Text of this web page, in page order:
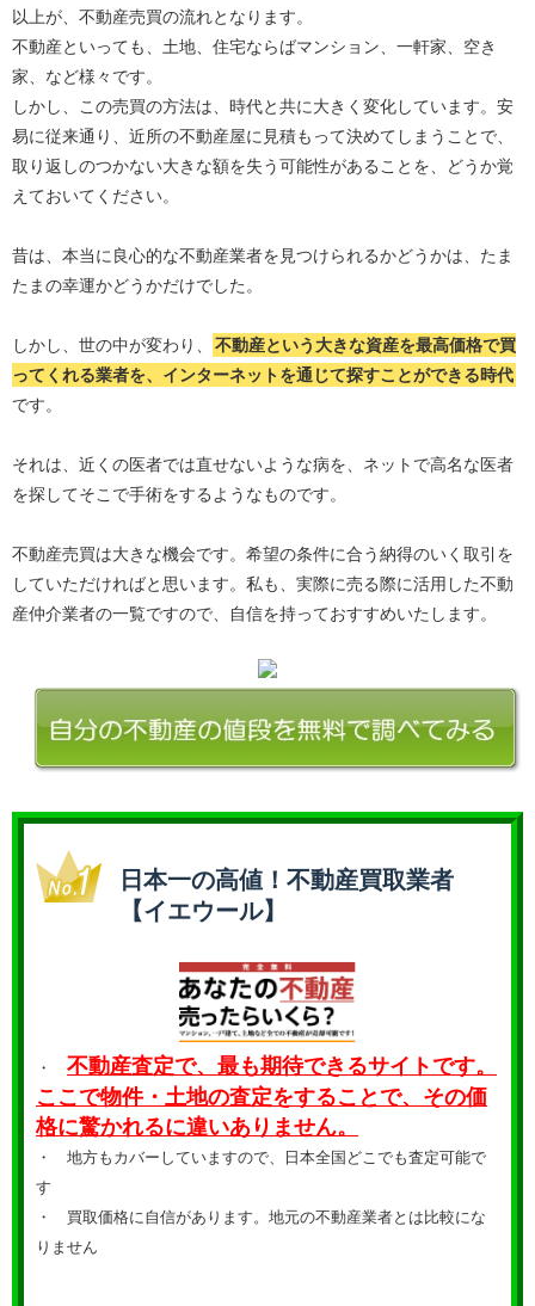
以上が、不動産売買の流れとなります。
不動産といっても、土地、住宅ならばマンション、一軒家、空き
家、など様々です。
しかし、この売買の方法は、時代と共に大きく変化しています。安
易に従来通り、近所の不動産屋に見積もって決めてしまうことで、
取り返しのつかない大きな額を失う可能性があることを、どうか覚
えておいてください。
昔は、本当に良心的な不動産業者を見つけられるかどうかは、たま
たまの幸運かどうかだけでした。
しかし、世の中が変わり、
不動産という大きな資産を最高価格で買
ってくれる業者を、インターネットを通じて探すことができる時代
です。
それは、近くの医者では直せないような病を、ネットで高名な医者
を探してそこで手術をするようなものです。
不動産売買は大きな機会です。希望の条件に合う納得のいく取引を
していただければと思います。私も、実際に売る際に活用した不動
産仲介業者の一覧ですので、自信を持っておすすめいたします。
日本一の高値！不動産買取業者
【イエウール】
・ 不動産査定で、最も期待できるサイトです。
ここで物件・土地の査定をすることで、その価
格に驚かれるに違いありません。
・ 地方もカバーしていますので、日本全国どこでも査定可能で
す
・ 買取価格に自信があります。地元の不動産業者とは比較にな
りません